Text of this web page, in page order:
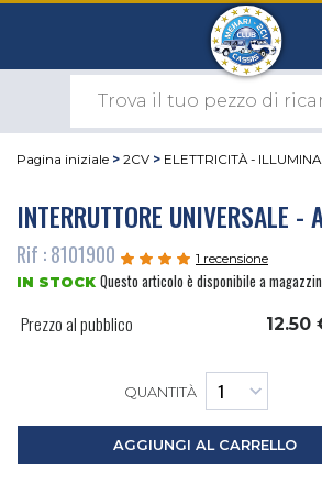
Pagina iniziale > 2CV > ELETTRICITÀ -
INTERRUTTORE UNIVERSALE -
Rif : 8101900 1 recensione
IN STOCK Questo articolo è disponibile a
Prezzo al pubblico 12.50
QUANTITÀ
AGGIUNGI AL CARRELLO